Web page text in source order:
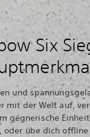
Six
und
mit der Welt auf,
gegnerische
oder übe dich